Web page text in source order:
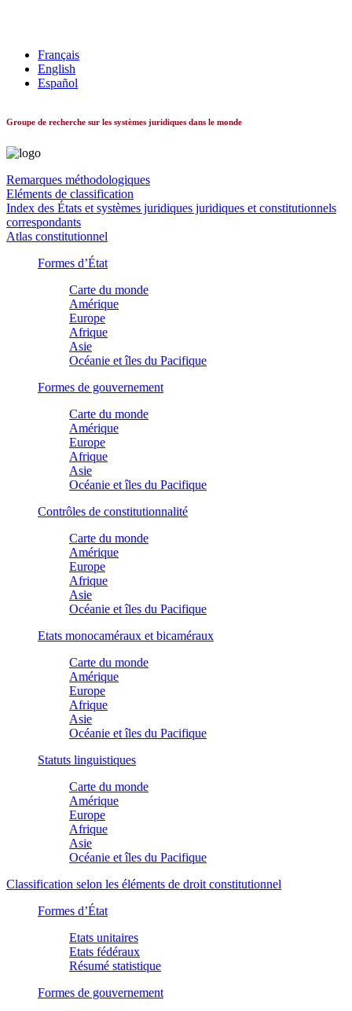
Français
English
Español
Groupe de recherche sur les systèmes juridiques dans le monde
Remarques méthodologiques
Eléments de classification
Index des États et systèmes juridiques juridiques et constitutionnels
correspondants
Atlas constitutionnel
Formes d’État
Carte du monde
Amérique
Europe
Afrique
Asie
Océanie et îles du Pacifique
Formes de gouvernement
Carte du monde
Amérique
Europe
Afrique
Asie
Océanie et îles du Pacifique
Contrôles de constitutionnalité
Carte du monde
Amérique
Europe
Afrique
Asie
Océanie et îles du Pacifique
Etats monocaméraux et bicaméraux
Carte du monde
Amérique
Europe
Afrique
Asie
Océanie et îles du Pacifique
Statuts linguistiques
Carte du monde
Amérique
Europe
Afrique
Asie
Océanie et îles du Pacifique
Classification selon les éléments de droit constitutionnel
Formes d’État
Etats unitaires
Etats fédéraux
Résumé statistique
Formes de gouvernement